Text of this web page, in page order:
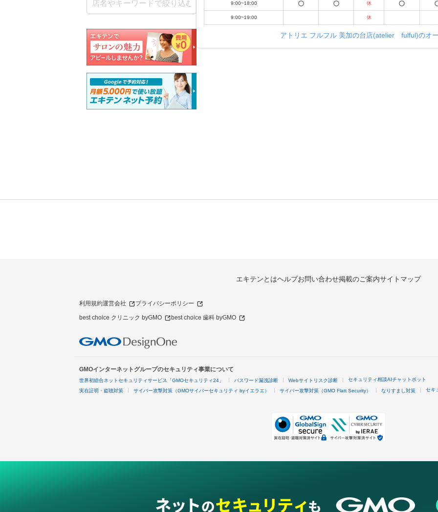
9:00~18:00 休
9:00~19:00 休
アトリエ フルフル 美加の台店(atelier fulful)のオ
エキテンとはヘルプお問い合わせ掲載のご案内サイトマップ
利用規約運営会社 プライバシーポリシー
best choice クリニック byGMO best choice 歯科 byGMO
GMOインターネットグループのセキュリティ事業について
世界初総合ネットセキュリティサービス「GMOセキュリティ24」 パスワード漏洩診断 Webサイトリスク診断 セキュリティ相談AIチャットボット
実在証明・盗聴対策 サイバー攻撃対策（GMOサイバーセキュリティ byイエラエ） サイバー攻撃対策（GMO Flatt Security） なりすまし対策 セキ